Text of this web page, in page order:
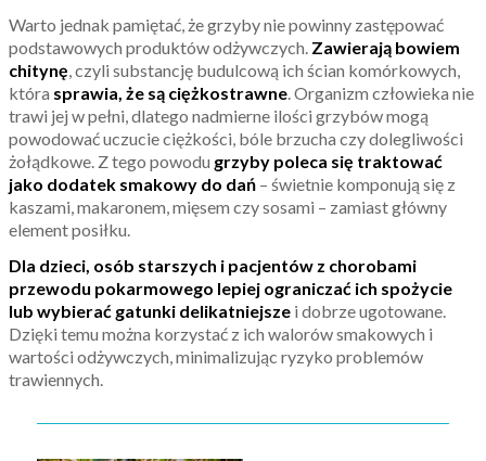
Warto jednak pamiętać, że grzyby nie powinny zastępować
podstawowych produktów odżywczych. Zawierają bowiem
chitynę, czyli substancję budulcową ich ścian komórkowych,
która sprawia, że są ciężkostrawne. Organizm człowieka nie
trawi jej w pełni, dlatego nadmierne ilości grzybów mogą
powodować uczucie ciężkości, bóle brzucha czy dolegliwości
żołądkowe. Z tego powodu grzyby poleca się traktować
jako dodatek smakowy do dań – świetnie komponują się z
kaszami, makaronem, mięsem czy sosami – zamiast główny
element posiłku.
Dla dzieci, osób starszych i pacjentów z chorobami
przewodu pokarmowego lepiej ograniczać ich spożycie
lub wybierać gatunki delikatniejsze i dobrze ugotowane.
Dzięki temu można korzystać z ich walorów smakowych i
wartości odżywczych, minimalizując ryzyko problemów
trawiennych.